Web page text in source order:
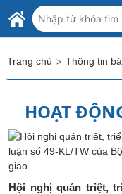
Skip to Main Content
BỘ NGOẠI GIAO
MINISTRY OF
Trang chủ > Thông tin
HOẠT
Hội nghị quán triệt,